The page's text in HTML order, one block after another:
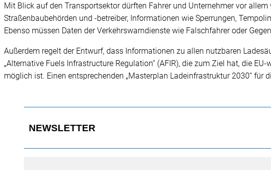
Mit Blick auf den Transportsektor dürften Fahrer und Unternehmer vor
Straßenbaubehörden und -betreiber, Informationen wie Sperrungen,
Ebenso müssen Daten der Verkehrswarndienste wie Falschfahrer oder
Außerdem regelt der Entwurf, dass Informationen zu allen nutzbaren
„Alternative Fuels Infrastructure Regulation“ (AFIR), die zum Ziel hat, die
möglich ist. Einen entsprechenden „Masterplan Ladeinfrastruktur 2030“ für
NEWSLETTER